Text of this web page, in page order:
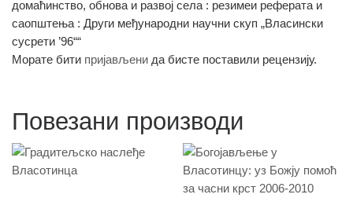
домаћинство, обнова и развој села : резимеи реферата и
саопштења : Други међународни научни скуп „Власински
сусрети ’96““
Морате бити пријављени да бисте поставили рецензију.
Повезани производи